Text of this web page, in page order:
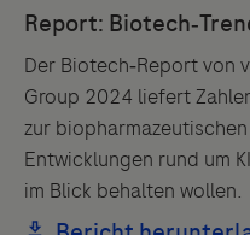
Der Biotech‑Report von
Group 2024 liefert
zur
Entwicklungen rund um
im Blick behalten wollen.